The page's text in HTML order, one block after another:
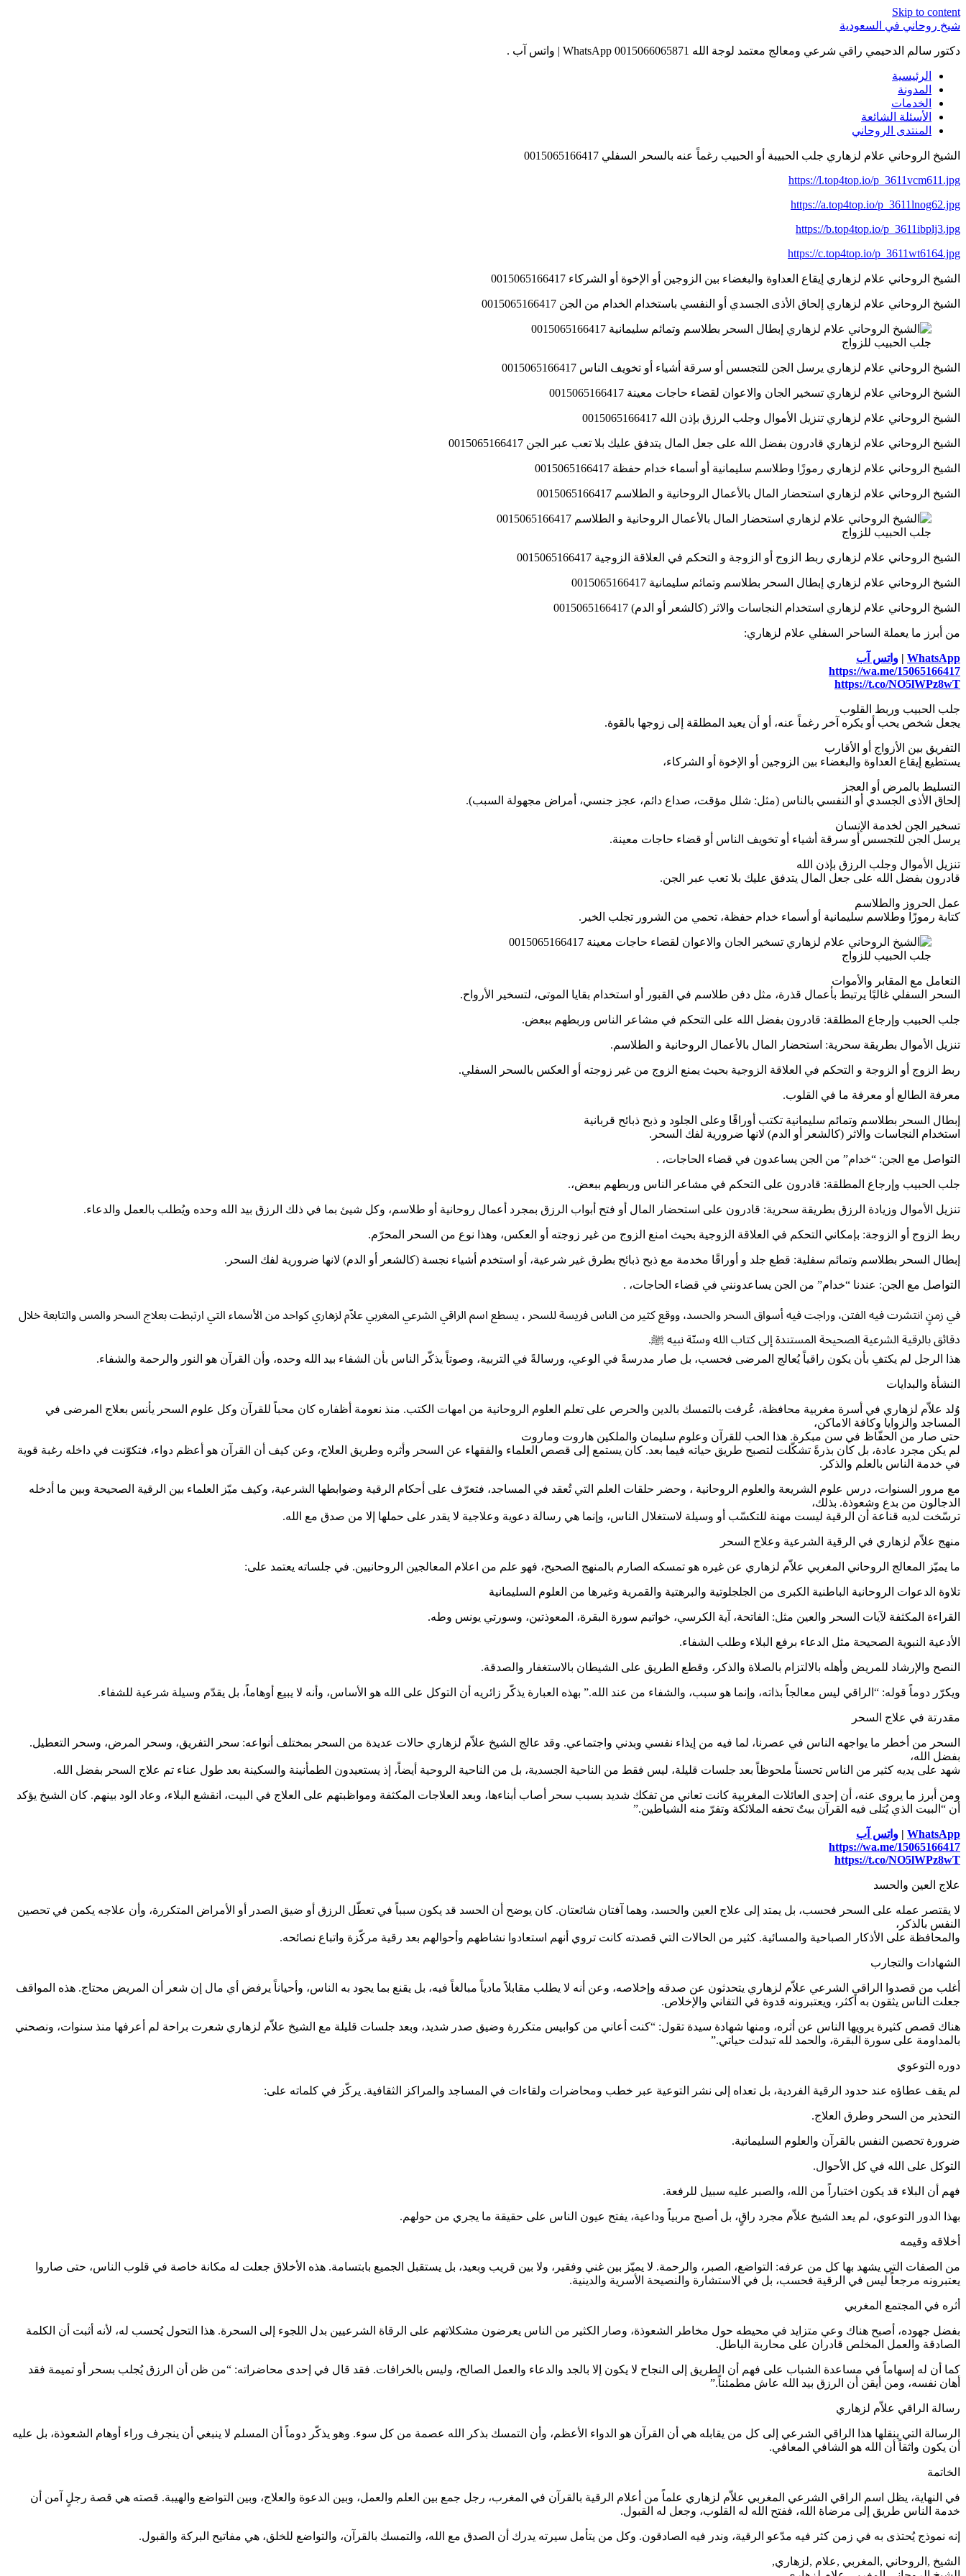
Skip to content
شيخ روحاني في السعودية
دكتور سالم الدحيمي راقي شرعي ومعالج معتمد لوجة الله 0015066065871 WhatsApp | واتس آب .
الرئيسية
المدونة
الخدمات
الأسئلة الشائعة
المنتدى الروحاني
الشيخ الروحاني علام لزهاري جلب الحبيبة أو الحبيب رغماً عنه بالسحر السفلي 0015065166417
https://l.top4top.io/p_3611vcm611.jpg
https://a.top4top.io/p_3611lnog62.jpg
https://b.top4top.io/p_3611ibplj3.jpg
https://c.top4top.io/p_3611wt6164.jpg
الشيخ الروحاني علام لزهاري إيقاع العداوة والبغضاء بين الزوجين أو الإخوة أو الشركاء 0015065166417
الشيخ الروحاني علام لزهاري إلحاق الأذى الجسدي أو النفسي باستخدام الخدام من الجن 0015065166417
جلب الحبيب للزواج
الشيخ الروحاني علام لزهاري يرسل الجن للتجسس أو سرقة أشياء أو تخويف الناس 0015065166417
الشيخ الروحاني علام لزهاري تسخير الجان والاعوان لقضاء حاجات معينة 0015065166417
الشيخ الروحاني علام لزهاري تنزيل الأموال وجلب الرزق بإذن الله 0015065166417
الشيخ الروحاني علام لزهاري قادرون بفضل الله على جعل المال يتدفق عليك بلا تعب عبر الجن 0015065166417
الشيخ الروحاني علام لزهاري رموزًا وطلاسم سليمانية أو أسماء خدام حفظة 0015065166417
الشيخ الروحاني علام لزهاري استحضار المال بالأعمال الروحانية و الطلاسم 0015065166417
جلب الحبيب للزواج
الشيخ الروحاني علام لزهاري ربط الزوج أو الزوجة و التحكم في العلاقة الزوجية 0015065166417
الشيخ الروحاني علام لزهاري إبطال السحر بطلاسم وتمائم سليمانية 0015065166417
الشيخ الروحاني علام لزهاري استخدام النجاسات والاثر (كالشعر أو الدم) 0015065166417
من أبرز ما يعملة الساحر السفلي علام لزهاري:
WhatsApp
| واتس آب
https://wa.me/15065166417
https://t.co/NO5lWPz8wT
جلب الحبيب وربط القلوب
يجعل شخص يحب أو يكره آخر رغماً عنه، أو أن يعيد المطلقة إلى زوجها بالقوة.
التفريق بين الأزواج أو الأقارب
يستطيع إيقاع العداوة والبغضاء بين الزوجين أو الإخوة أو الشركاء،
التسليط بالمرض أو العجز
إلحاق الأذى الجسدي أو النفسي بالناس (مثل: شلل مؤقت، صداع دائم، عجز جنسي، أمراض مجهولة السبب).
تسخير الجن لخدمة الإنسان
يرسل الجن للتجسس أو سرقة أشياء أو تخويف الناس أو قضاء حاجات معينة.
تنزيل الأموال وجلب الرزق بإذن الله
قادرون بفضل الله على جعل المال يتدفق عليك بلا تعب عبر الجن.
عمل الحروز والطلاسم
كتابة رموزًا وطلاسم سليمانية أو أسماء خدام حفظة، تحمي من الشرور تجلب الخير.
جلب الحبيب للزواج
التعامل مع المقابر والأموات
السحر السفلي غالبًا يرتبط بأعمال قذرة، مثل دفن طلاسم في القبور أو استخدام بقايا الموتى، لتسخير الأرواح.
جلب الحبيب وإرجاع المطلقة: قادرون بفضل الله على التحكم في مشاعر الناس وربطهم ببعض.
تنزيل الأموال بطريقة سحرية: استحضار المال بالأعمال الروحانية و الطلاسم.
ربط الزوج أو الزوجة و التحكم في العلاقة الزوجية بحيث يمنع الزوج من غير زوجته أو العكس بالسحر السفلي.
معرفة الطالع أو معرفة ما في القلوب.
إبطال السحر بطلاسم وتمائم سليمانية تكتب أوراقًا وعلى الجلود و ذبح ذبائح قربانية
استخدام النجاسات والاثر (كالشعر أو الدم) لانها ضرورية لفك السحر.
التواصل مع الجن: “خدام” من الجن يساعدون في قضاء الحاجات، .
جلب الحبيب وإرجاع المطلقة: قادرون على التحكم في مشاعر الناس وربطهم ببعض،.
تنزيل الأموال وزيادة الرزق بطريقة سحرية: قادرون على استحضار المال أو فتح أبواب الرزق بمجرد أعمال روحانية أو طلاسم، وكل شيئ بما في ذلك الرزق بيد الله وحده ويُطلب بالعمل والدعاء.
ربط الزوج أو الزوجة: بإمكاني التحكم في العلاقة الزوجية بحيث امنع الزوج من غير زوجته أو العكس، وهذا نوع من السحر المحرّم.
إبطال السحر بطلاسم وتمائم سفلية: قطع جلد و أوراقًا مخدمة مع ذبح ذبائح بطرق غير شرعية، أو استخدم أشياء نجسة (كالشعر أو الدم) لانها ضرورية لفك السحر.
التواصل مع الجن: عندنا “خدام” من الجن يساعدونني في قضاء الحاجات، .
في زمنٍ انتشرت فيه الفتن، وراجت فيه أسواق السحر والحسد، ووقع كثير من الناس فريسة للسحر ، يسطع اسم الراقي الشرعي المغربي علاّم لزهاري كواحد من الأسماء التي ارتبطت بعلاج السحر والمس والتابعة خلال
دقائق بالرقية الشرعية الصحيحة المستندة إلى كتاب الله وسنّة نبيه ﷺ.
هذا الرجل لم يكتفِ بأن يكون راقياً يُعالج المرضى فحسب، بل صار مدرسةً في الوعي، ورسالةً في التربية، وصوتاً يذكّر الناس بأن الشفاء بيد الله وحده، وأن القرآن هو النور والرحمة والشفاء.
النشأة والبدايات
وُلد علاّم لزهاري في أسرة مغربية محافظة، عُرفت بالتمسك بالدين والحرص على تعلم العلوم الروحانية من امهات الكتب. منذ نعومة أظفاره كان محباً للقرآن وكل علوم السحر يأنس بعلاج المرضى في
المساجد والزوايا وكافة الاماكن،
حتى صار من الحفّاظ في سن مبكرة. هذا الحب للقرآن وعلوم سليمان والملكين هاروت وماروت
لم يكن مجرد عادة، بل كان بذرةً تشكّلت لتصبح طريق حياته فيما بعد. كان يستمع إلى قصص العلماء والفقهاء عن السحر وأثره وطريق العلاج، وعن كيف أن القرآن هو أعظم دواء، فتكوّنت في داخله رغبة قوية
في خدمة الناس بالعلم والذكر.
مع مرور السنوات، درس علوم الشريعة والعلوم الروحانية ، وحضر حلقات العلم التي تُعقد في المساجد، فتعرّف على أحكام الرقية وضوابطها الشرعية، وكيف ميّز العلماء بين الرقية الصحيحة وبين ما أدخله
الدجالون من بدع وشعوذة. بذلك،
ترسّخت لديه قناعة أن الرقية ليست مهنة للتكسّب أو وسيلة لاستغلال الناس، وإنما هي رسالة دعوية وعلاجية لا يقدر على حملها إلا من صدق مع الله.
منهج علاّم لزهاري في الرقية الشرعية وعلاج السحر
ما يميّز المعالج الروحاني المغربي علاّم لزهاري عن غيره هو تمسكه الصارم بالمنهج الصحيح، فهو علم من اعلام المعالجين الروحانيين. في جلساته يعتمد على:
تلاوة الدعوات الروحانية الباطنية الكبرى من الجلجلوتية والبرهتية والقمرية وغيرها من العلوم السليمانية
القراءة المكثفة لآيات السحر والعين مثل: الفاتحة، آية الكرسي، خواتيم سورة البقرة، المعوذتين، وسورتي يونس وطه.
الأدعية النبوية الصحيحة مثل الدعاء برفع البلاء وطلب الشفاء.
النصح والإرشاد للمريض وأهله بالالتزام بالصلاة والذكر، وقطع الطريق على الشيطان بالاستغفار والصدقة.
ويكرّر دوماً قوله: “الراقي ليس معالجاً بذاته، وإنما هو سبب، والشفاء من عند الله.” بهذه العبارة يذكّر زائريه أن التوكل على الله هو الأساس، وأنه لا يبيع أوهاماً، بل يقدّم وسيلة شرعية للشفاء.
مقدرتة في علاج السحر
السحر من أخطر ما يواجهه الناس في عصرنا، لما فيه من إيذاء نفسي وبدني واجتماعي. وقد عالج الشيخ علاّم لزهاري حالات عديدة من السحر بمختلف أنواعه: سحر التفريق، وسحر المرض، وسحر التعطيل.
بفضل الله،
شهد على يديه كثير من الناس تحسناً ملحوظاً بعد جلسات قليلة، ليس فقط من الناحية الجسدية، بل من الناحية الروحية أيضاً، إذ يستعيدون الطمأنينة والسكينة بعد طول عناء تم علاج السحر بفضل الله.
ومن أبرز ما يروى عنه، أن إحدى العائلات المغربية كانت تعاني من تفكك شديد بسبب سحر أصاب أبناءها، وبعد العلاجات المكثفة ومواظبتهم على العلاج في البيت، انقشع البلاء، وعاد الود بينهم. كان الشيخ يؤكد
أن “البيت الذي يُتلى فيه القرآن بيتٌ تحفه الملائكة وتفرّ منه الشياطين.”
WhatsApp
| واتس آب
https://wa.me/15065166417
https://t.co/NO5lWPz8wT
علاج العين والحسد
لا يقتصر عمله على السحر فحسب، بل يمتد إلى علاج العين والحسد، وهما آفتان شائعتان. كان يوضح أن الحسد قد يكون سبباً في تعطّل الرزق أو ضيق الصدر أو الأمراض المتكررة، وأن علاجه يكمن في تحصين
النفس بالذكر،
والمحافظة على الأذكار الصباحية والمسائية. كثير من الحالات التي قصدته كانت تروي أنهم استعادوا نشاطهم وأحوالهم بعد رقية مركّزة واتباع نصائحه.
الشهادات والتجارب
أغلب من قصدوا الراقي الشرعي علاّم لزهاري يتحدثون عن صدقه وإخلاصه، وعن أنه لا يطلب مقابلاً مادياً مبالغاً فيه، بل يقنع بما يجود به الناس، وأحياناً يرفض أي مال إن شعر أن المريض محتاج. هذه المواقف
جعلت الناس يثقون به أكثر، ويعتبرونه قدوة في التفاني والإخلاص.
هناك قصص كثيرة يرويها الناس عن أثره، ومنها شهادة سيدة تقول: “كنت أعاني من كوابيس متكررة وضيق صدر شديد، وبعد جلسات قليلة مع الشيخ علاّم لزهاري شعرت براحة لم أعرفها منذ سنوات، ونصحني
بالمداومة على سورة البقرة، والحمد لله تبدلت حياتي.”
دوره التوعوي
لم يقف عطاؤه عند حدود الرقية الفردية، بل تعداه إلى نشر التوعية عبر خطب ومحاضرات ولقاءات في المساجد والمراكز الثقافية. يركّز في كلماته على:
التحذير من السحر وطرق العلاج.
ضرورة تحصين النفس بالقرآن والعلوم السليمانية.
التوكل على الله في كل الأحوال.
فهم أن البلاء قد يكون اختباراً من الله، والصبر عليه سبيل للرفعة.
بهذا الدور التوعوي، لم يعد الشيخ علاّم مجرد راقٍ، بل أصبح مربياً وداعية، يفتح عيون الناس على حقيقة ما يجري من حولهم.
أخلاقه وقيمه
من الصفات التي يشهد بها كل من عرفه: التواضع، الصبر، والرحمة. لا يميّز بين غني وفقير، ولا بين قريب وبعيد، بل يستقبل الجميع بابتسامة. هذه الأخلاق جعلت له مكانة خاصة في قلوب الناس، حتى صاروا
يعتبرونه مرجعاً ليس في الرقية فحسب، بل في الاستشارة والنصيحة الأسرية والدينية.
أثره في المجتمع المغربي
بفضل جهوده، أصبح هناك وعي متزايد في محيطه حول مخاطر الشعوذة، وصار الكثير من الناس يعرضون مشكلاتهم على الرقاة الشرعيين بدل اللجوء إلى السحرة. هذا التحول يُحسب له، لأنه أثبت أن الكلمة
الصادقة والعمل المخلص قادران على محاربة الباطل.
كما أن له إسهاماً في مساعدة الشباب على فهم أن الطريق إلى النجاح لا يكون إلا بالجد والدعاء والعمل الصالح، وليس بالخرافات. فقد قال في إحدى محاضراته: “من ظن أن الرزق يُجلب بسحر أو تميمة فقد
أهان نفسه، ومن أيقن أن الرزق بيد الله عاش مطمئناً.”
رسالة الراقي علاّم لزهاري
الرسالة التي ينقلها هذا الراقي الشرعي إلى كل من يقابله هي أن القرآن هو الدواء الأعظم، وأن التمسك بذكر الله عصمة من كل سوء. وهو يذكّر دوماً أن المسلم لا ينبغي أن ينجرف وراء أوهام الشعوذة، بل عليه
أن يكون واثقاً أن الله هو الشافي المعافي.
الخاتمة
في النهاية، يظل اسم الراقي الشرعي المغربي علاّم لزهاري علماً من أعلام الرقية بالقرآن في المغرب، رجل جمع بين العلم والعمل، وبين الدعوة والعلاج، وبين التواضع والهيبة. قصته هي قصة رجلٍ آمن أن
خدمة الناس طريق إلى مرضاة الله، ففتح الله له القلوب، وجعل له القبول.
إنه نموذج يُحتذى به في زمن كثر فيه مدّعو الرقية، وندر فيه الصادقون. وكل من يتأمل سيرته يدرك أن الصدق مع الله، والتمسك بالقرآن، والتواضع للخلق، هي مفاتيح البركة والقبول.
الشيخ ,الروحاني ,المغربي ,علام ,لزهاري,